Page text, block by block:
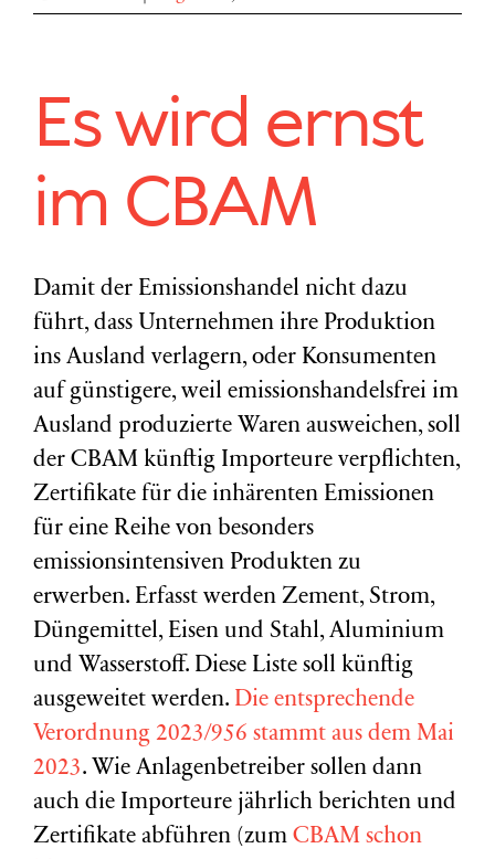
Es wird ernst
im CBAM
Damit der Emissionshandel nicht dazu
führt, dass Unternehmen ihre Produktion
ins Ausland verlagern, oder Konsumenten
auf günstigere, weil emissionshandelsfrei im
Ausland produzierte Waren ausweichen, soll
der CBAM künftig Importeure verpflichten,
Zertifikate für die inhärenten Emissionen
für eine Reihe von besonders
emissionsintensiven Produkten zu
erwerben. Erfasst werden Zement, Strom,
Düngemittel, Eisen und Stahl, Aluminium
und Wasserstoff. Diese Liste soll künftig
ausgeweitet werden. Die entsprechende
Verordnung 2023/956 stammt aus dem Mai
2023. Wie Anlagenbetreiber sollen dann
auch die Importeure jährlich berichten und
Zertifikate abführen (zum CBAM schon